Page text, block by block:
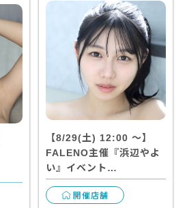
【8/29(土) 12:00 〜】
FALENO主催『浜辺やよ
い』イベント…
開催店舗